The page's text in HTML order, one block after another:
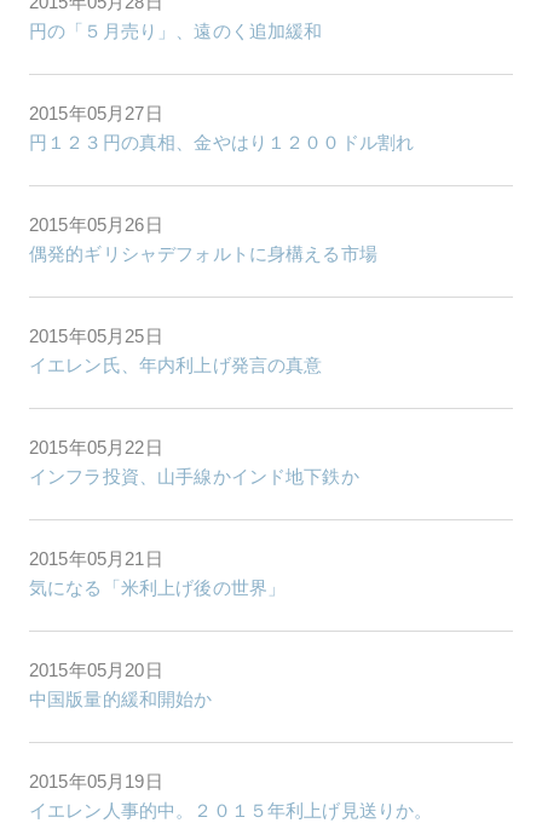
円の「５月売り」、遠のく追加緩和
2015年05月27日
円１２３円の真相、金やはり１２００ドル割れ
2015年05月26日
偶発的ギリシャデフォルトに身構える市場
2015年05月25日
イエレン氏、年内利上げ発言の真意
2015年05月22日
インフラ投資、山手線かインド地下鉄か
2015年05月21日
気になる「米利上げ後の世界」
2015年05月20日
中国版量的緩和開始か
2015年05月19日
イエレン人事的中。２０１５年利上げ見送りか。